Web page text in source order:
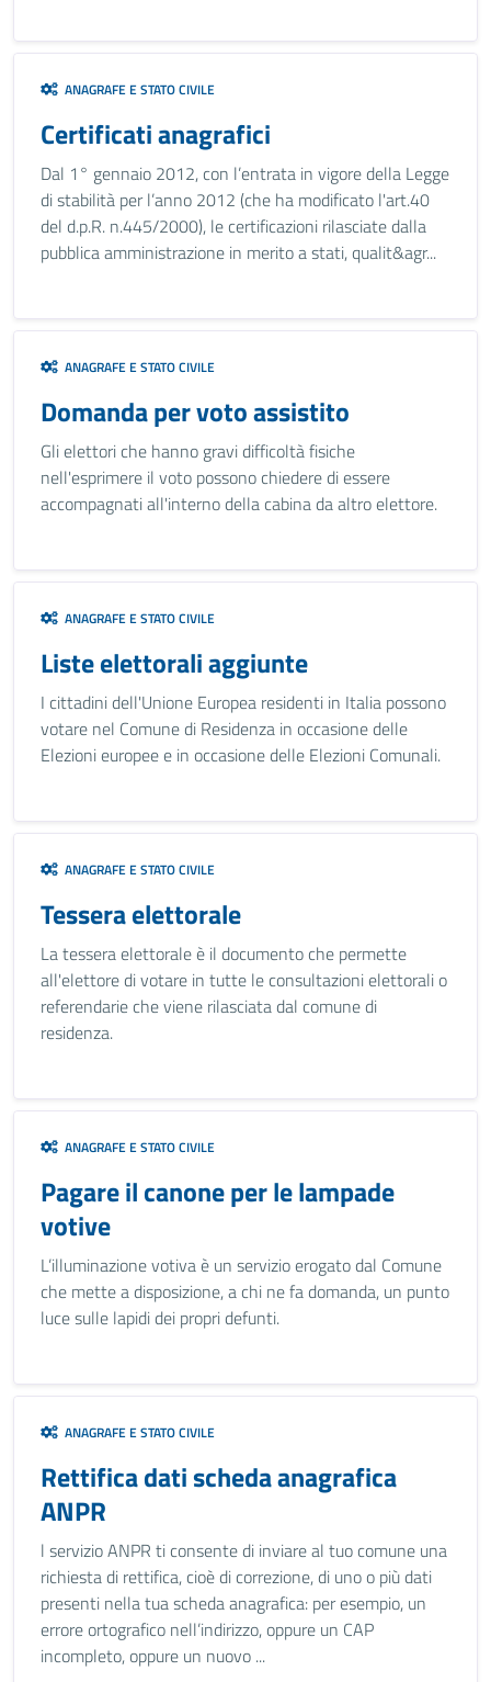
ANAGRAFE E STATO CIVILE
Certificati anagrafici
Dal 1° gennaio 2012, con l’entrata in vigore della Legge
di stabilità per l’anno 2012 (che ha modificato l'art.40
del d.p.R. n.445/2000), le certificazioni rilasciate dalla
pubblica amministrazione in merito a stati, qualit&agr...
ANAGRAFE E STATO CIVILE
Domanda per voto assistito
Gli elettori che hanno gravi difficoltà fisiche
nell'esprimere il voto possono chiedere di essere
accompagnati all'interno della cabina da altro elettore.
ANAGRAFE E STATO CIVILE
Liste elettorali aggiunte
I cittadini dell'Unione Europea residenti in Italia possono
votare nel Comune di Residenza in occasione delle
Elezioni europee e in occasione delle Elezioni Comunali.
ANAGRAFE E STATO CIVILE
Tessera elettorale
La tessera elettorale è il documento che permette
all'elettore di votare in tutte le consultazioni elettorali o
referendarie che viene rilasciata dal comune di
residenza.
ANAGRAFE E STATO CIVILE
Pagare il canone per le lampade
votive
L’illuminazione votiva è un servizio erogato dal Comune
che mette a disposizione, a chi ne fa domanda, un punto
luce sulle lapidi dei propri defunti.
ANAGRAFE E STATO CIVILE
Rettifica dati scheda anagrafica
ANPR
l servizio ANPR ti consente di inviare al tuo comune una
richiesta di rettifica, cioè di correzione, di uno o più dati
presenti nella tua scheda anagrafica: per esempio, un
errore ortografico nell’indirizzo, oppure un CAP
incompleto, oppure un nuovo ...